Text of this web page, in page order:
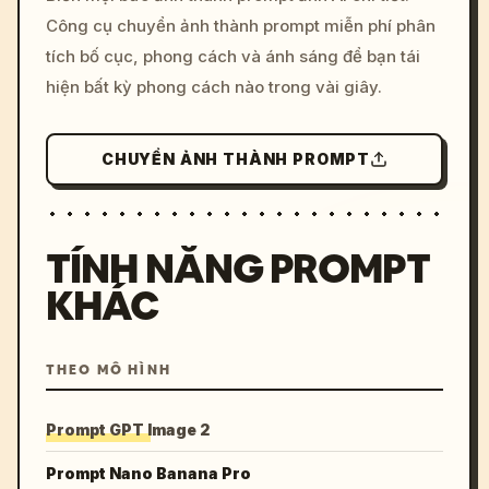
colors, 8k --v 6.0
Công cụ chuyển ảnh thành prompt miễn phí phân
tích bố cục, phong cách và ánh sáng để bạn tái
hiện bất kỳ phong cách nào trong vài giây.
CHUYỂN ẢNH THÀNH PROMPT
TÍNH NĂNG PROMPT
KHÁC
THEO MÔ HÌNH
Prompt GPT Image 2
Prompt Nano Banana Pro